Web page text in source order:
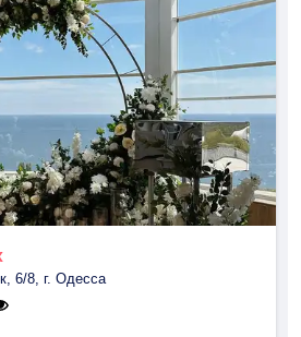
6/8, г. Одесса